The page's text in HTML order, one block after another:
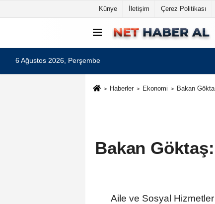
Künye İletişim Çerez Politikası
6 Ağustos 2026, Perşembe
Haberler Ekonomi Bakan
Bakan
Aile ve Sosyal Hizmetler